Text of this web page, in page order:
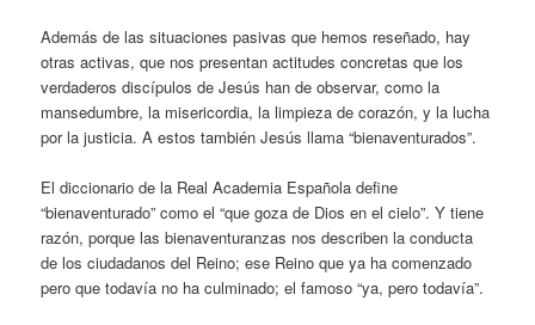
Además de las situaciones pasivas que hemos reseñado, hay
otras activas, que nos presentan actitudes concretas que los
verdaderos discípulos de Jesús han de observar, como la
mansedumbre, la misericordia, la limpieza de corazón, y la lucha
por la justicia. A estos también Jesús llama “bienaventurados”.
El diccionario de la Real Academia Española define
“bienaventurado” como el “que goza de Dios en el cielo”. Y tiene
razón, porque las bienaventuranzas nos describen la conducta
de los ciudadanos del Reino; ese Reino que ya ha comenzado
pero que todavía no ha culminado; el famoso “ya, pero todavía”.